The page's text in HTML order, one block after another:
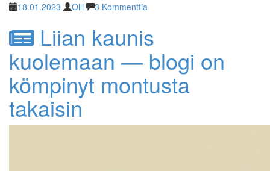
18.01.2023 Olli 3 Kommenttia
Liian kaunis
kuolemaan — blogi on
kömpinyt montusta
takaisin